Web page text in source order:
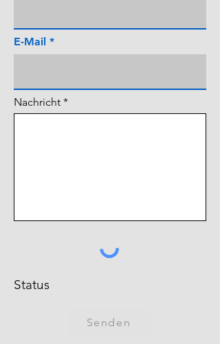
E-Mail
Nachricht
Status
Senden